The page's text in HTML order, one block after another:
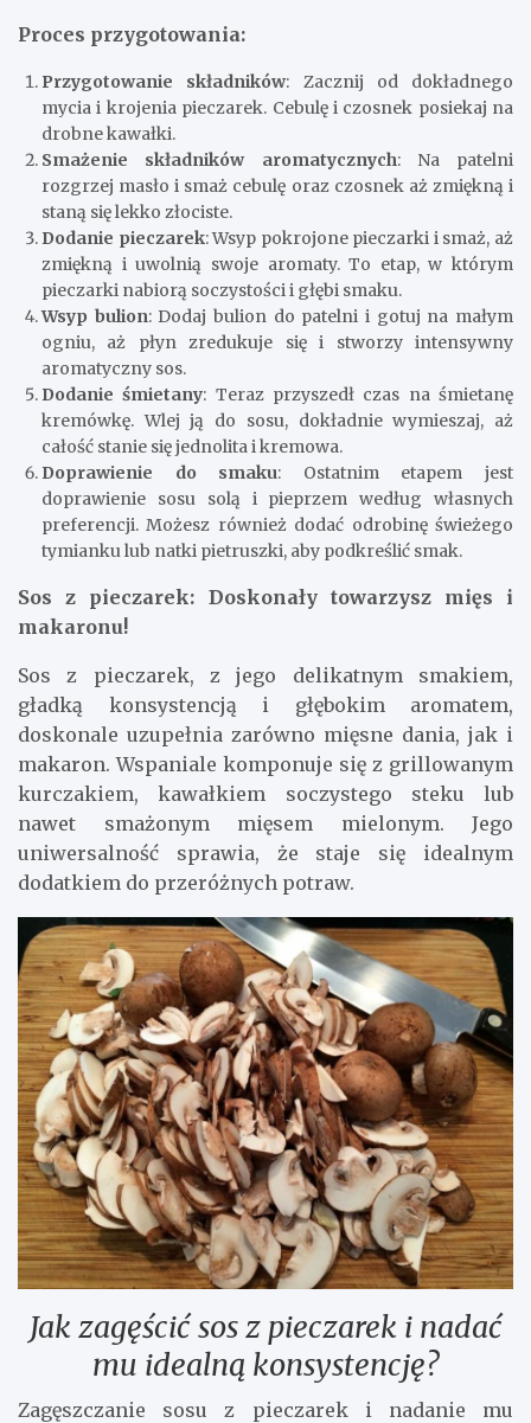
Proces przygotowania:
Przygotowanie składników: Zacznij od dokładnego
mycia i krojenia pieczarek. Cebulę i czosnek posiekaj na
drobne kawałki.
Smażenie składników aromatycznych: Na patelni
rozgrzej masło i smaż cebulę oraz czosnek aż zmiękną i
staną się lekko złociste.
Dodanie pieczarek: Wsyp pokrojone pieczarki i smaż, aż
zmiękną i uwolnią swoje aromaty. To etap, w którym
pieczarki nabiorą soczystości i głębi smaku.
Wsyp bulion: Dodaj bulion do patelni i gotuj na małym
ogniu, aż płyn zredukuje się i stworzy intensywny
aromatyczny sos.
Dodanie śmietany: Teraz przyszedł czas na śmietanę
kremówkę. Wlej ją do sosu, dokładnie wymieszaj, aż
całość stanie się jednolita i kremowa.
Doprawienie do smaku: Ostatnim etapem jest
doprawienie sosu solą i pieprzem według własnych
preferencji. Możesz również dodać odrobinę świeżego
tymianku lub natki pietruszki, aby podkreślić smak.
Sos z pieczarek: Doskonały towarzysz mięs i
makaronu!
Sos z pieczarek, z jego delikatnym smakiem,
gładką konsystencją i głębokim aromatem,
doskonale uzupełnia zarówno mięsne dania, jak i
makaron. Wspaniale komponuje się z grillowanym
kurczakiem, kawałkiem soczystego steku lub
nawet smażonym mięsem mielonym. Jego
uniwersalność sprawia, że staje się idealnym
dodatkiem do przeróżnych potraw.
Jak zagęścić sos z pieczarek i nadać
mu idealną konsystencję?
Zagęszczanie sosu z pieczarek i nadanie mu